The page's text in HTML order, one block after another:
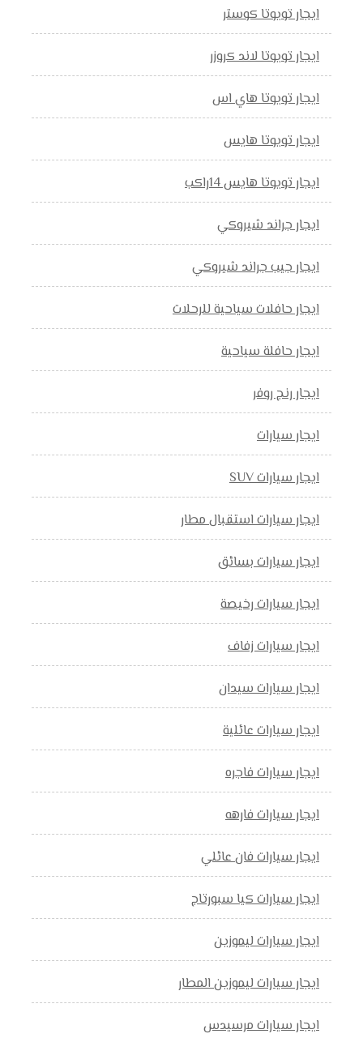
ايجار تويوتا كوستر
ايجار تويوتا لاند كروزر
ايجار تويوتا هاي اس
ايجار تويوتا هايس
ايجار تويوتا هايس 14راكب
ايجار جراند شيروكي
ايجار جيب جراند شيروكي
ايجار حافلات سياحية للرحلات
ايجار حافلة سياحية
ايجار رنج روفر
ايجار سيارات
ايجار سيارات SUV
ايجار سيارات استقبال مطار
ايجار سيارات بسائق
ايجار سيارات رخيصة
ايجار سيارات زفاف
ايجار سيارات سيدان
ايجار سيارات عائلية
ايجار سيارات فاجره
ايجار سيارات فارهه
ايجار سيارات فان عائلي
ايجار سيارات كيا سبورتاج
ايجار سيارات ليموزين
ايجار سيارات ليموزين المطار
ايجار سيارات مرسيدس